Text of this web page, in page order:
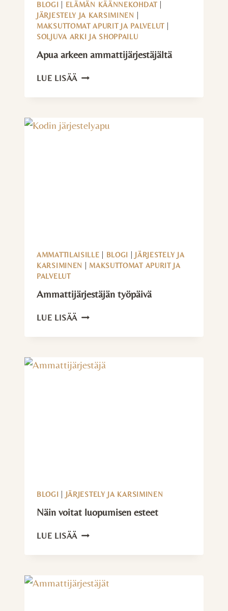
BLOGI ELÄMÄN KÄÄNNEKOHDAT|
JÄRJESTELY JA KARSIMINEN
MAKSUTTOMAT APURIT JA PALVELUT
SOLJUVA ARKI JA SHOPPAILU
Apua arkeen ammattijärjestäjältä
LUE LISÄÄ APUA
AMMATTIJÄRJESTÄJÄLTÄ
AMMATTILAISILLE BLOGI
JÄRJESTELY JA
KARSIMINEN
MAKSUTTOMAT APURIT JA
PALVELUT
Ammattijärjestäjän työpäivä
LUE LISÄÄ AMMATTIJÄRJESTÄJÄN
BLOGI JÄRJESTELY JA KARSIMINEN
Näin voitat luopumisen esteet
LUE LISÄÄ NÄIN
LUOPUMISEN